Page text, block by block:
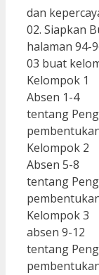
dan
02. Siapkan
halaman 94-
03 buat
Kelompok 1
Absen 1-4
tentang
Kelompok 2
Absen 5-8
tentang
Kelompok 3
absen 9-12
tentang